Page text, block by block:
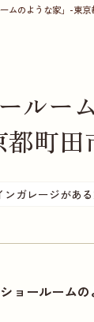
ムのような家」-東京
ルー
町田
ンガレージがあ
ョールーム